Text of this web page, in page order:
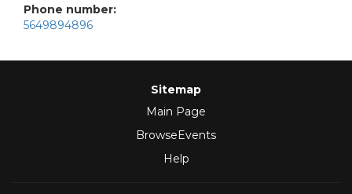
Phone number:
5649894896
Sitemap
Main Page
BrowseEvents
Help